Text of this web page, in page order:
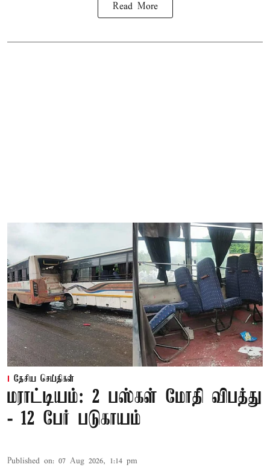
Read More
தேசிய செய்திகள்
மராட்டியம்: 2 பஸ்கள் மோதி விபத்து
- 12 பேர் படுகாயம்
Published on: 07 Aug 2026, 1:14 pm